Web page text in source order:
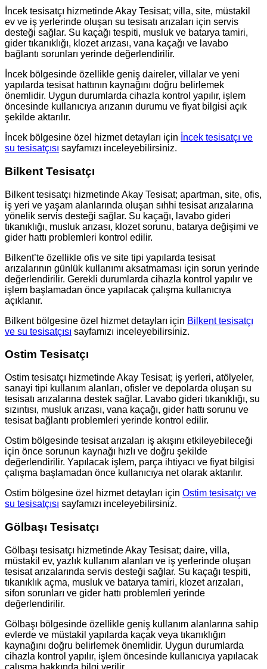
İncek tesisatçı hizmetinde Akay Tesisat; villa, site, müstakil
ev ve iş yerlerinde oluşan su tesisatı arızaları için servis
desteği sağlar. Su kaçağı tespiti, musluk ve batarya tamiri,
gider tıkanıklığı, klozet arızası, vana kaçağı ve lavabo
bağlantı sorunları yerinde değerlendirilir.
İncek bölgesinde özellikle geniş daireler, villalar ve yeni
yapılarda tesisat hattının kaynağını doğru belirlemek
önemlidir. Uygun durumlarda cihazla kontrol yapılır, işlem
öncesinde kullanıcıya arızanın durumu ve fiyat bilgisi açık
şekilde aktarılır.
İncek bölgesine özel hizmet detayları için İncek tesisatçı ve
su tesisatçısı sayfamızı inceleyebilirsiniz.
Bilkent Tesisatçı
Bilkent tesisatçı hizmetinde Akay Tesisat; apartman, site, ofis,
iş yeri ve yaşam alanlarında oluşan sıhhi tesisat arızalarına
yönelik servis desteği sağlar. Su kaçağı, lavabo gideri
tıkanıklığı, musluk arızası, klozet sorunu, batarya değişimi ve
gider hattı problemleri kontrol edilir.
Bilkent’te özellikle ofis ve site tipi yapılarda tesisat
arızalarının günlük kullanımı aksatmaması için sorun yerinde
değerlendirilir. Gerekli durumlarda cihazla kontrol yapılır ve
işlem başlamadan önce yapılacak çalışma kullanıcıya
açıklanır.
Bilkent bölgesine özel hizmet detayları için Bilkent tesisatçı
ve su tesisatçısı sayfamızı inceleyebilirsiniz.
Ostim Tesisatçı
Ostim tesisatçı hizmetinde Akay Tesisat; iş yerleri, atölyeler,
sanayi tipi kullanım alanları, ofisler ve depolarda oluşan su
tesisatı arızalarına destek sağlar. Lavabo gideri tıkanıklığı, su
sızıntısı, musluk arızası, vana kaçağı, gider hattı sorunu ve
tesisat bağlantı problemleri yerinde kontrol edilir.
Ostim bölgesinde tesisat arızaları iş akışını etkileyebileceği
için önce sorunun kaynağı hızlı ve doğru şekilde
değerlendirilir. Yapılacak işlem, parça ihtiyacı ve fiyat bilgisi
çalışma başlamadan önce kullanıcıya net olarak aktarılır.
Ostim bölgesine özel hizmet detayları için Ostim tesisatçı ve
su tesisatçısı sayfamızı inceleyebilirsiniz.
Gölbaşı Tesisatçı
Gölbaşı tesisatçı hizmetinde Akay Tesisat; daire, villa,
müstakil ev, yazlık kullanım alanları ve iş yerlerinde oluşan
tesisat arızalarında servis desteği sağlar. Su kaçağı tespiti,
tıkanıklık açma, musluk ve batarya tamiri, klozet arızaları,
sifon sorunları ve gider hattı problemleri yerinde
değerlendirilir.
Gölbaşı bölgesinde özellikle geniş kullanım alanlarına sahip
evlerde ve müstakil yapılarda kaçak veya tıkanıklığın
kaynağını doğru belirlemek önemlidir. Uygun durumlarda
cihazla kontrol yapılır, işlem öncesinde kullanıcıya yapılacak
çalışma hakkında bilgi verilir.